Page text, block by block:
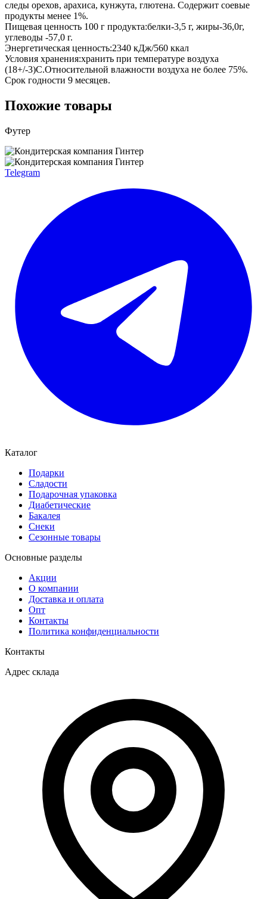
следы орехов, арахиса, кунжута, глютена. Содержит соевые
продукты менее 1%.
Пищевая ценность 100 г продукта:белки-3,5 г, жиры-36,0г,
углеводы -57,0 г.
Энергетическая ценность:2340 кДж/560 ккал
Условия хранения:хранить при температуре воздуха
(18+/-3)С.Относительной влажности воздуха не более 75%.
Срок годности 9 месяцев.
Похожие товары
Футер
Telegram
Каталог
Подарки
Сладости
Подарочная упаковка
Диабетические
Бакалея
Снеки
Сезонные товары
Основные разделы
Акции
О компании
Доставка и оплата
Опт
Контакты
Политика конфиденциальности
Контакты
Адрес склада